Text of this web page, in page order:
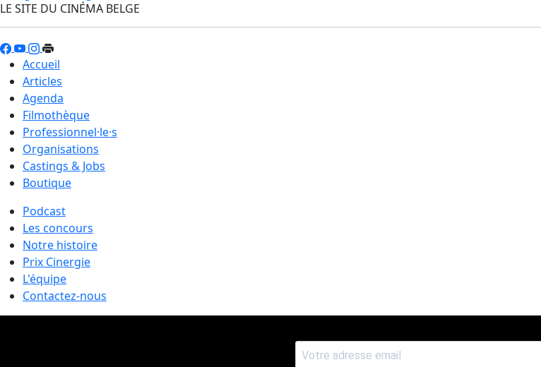
LE SITE DU CINÉMA BELGE
Accueil
Articles
Agenda
Filmothèque
Professionnel·le·s
Organisations
Castings & Jobs
Boutique
Podcast
Les concours
Notre histoire
Prix Cinergie
L'équipe
Contactez-nous